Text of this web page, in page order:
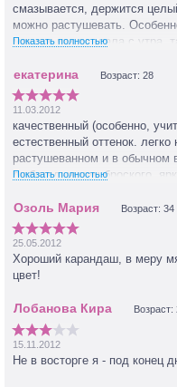
смазывается, держится
можно растушевать.
макияж как сделала с утра,
Показать полностью
Возраст: 28
11.03.2012
качественный (особенно,
естественный оттенок.
растушеванном и в обычном
любительницам броского,
Показать полностью
Возраст: 34
25.05.2012
Хороший карандаш, в меру
цвет!
Возраст:
15.11.2012
Не в восторге я - под конец